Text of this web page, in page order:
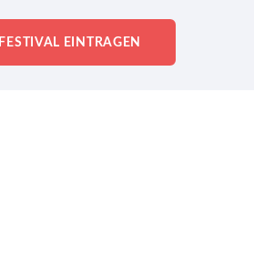
FESTIVAL EINTRAGEN